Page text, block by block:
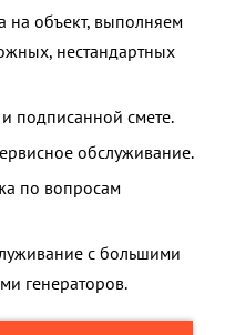
на объект, выполняем
нестандартных
подписанной смете.
обслуживание.
по вопросам
с большими
генераторов.